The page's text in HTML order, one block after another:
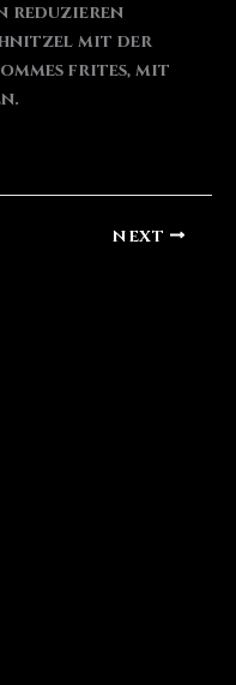
reduzieren
mit der
frites, mit
NEXT